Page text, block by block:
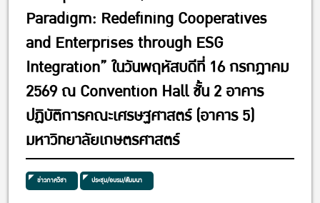
Paradigm: Redefining Cooperatives
and Enterprises through ESG
Integration” ในวันพฤหัสบดีที่ 16 กรกฎาคม
2569 ณ Convention Hall ชั้น 2 อาคาร
ปฏิบัติการคณะเศรษฐศาสตร์ (อาคาร 5)
มหาวิทยาลัยเกษตรศาสตร์
ข่าวภาควิชา ประชุม/อบรม/สัมมนา